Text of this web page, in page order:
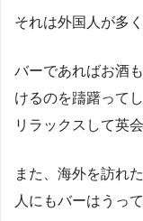
それは外国人が多
バーであればお酒
けるのを躊躇って
リラックスして英
また、海外を訪れ
人にもバーはうっ